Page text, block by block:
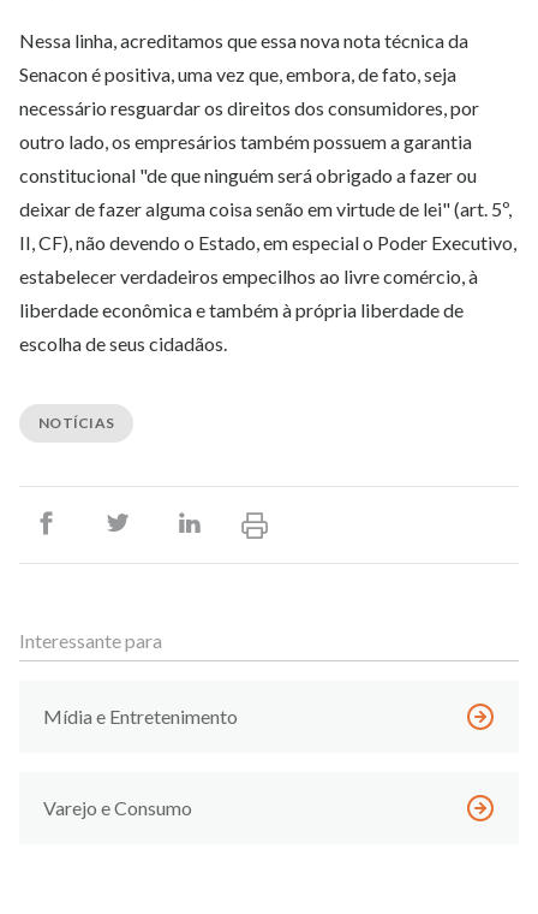
Nessa linha, acreditamos que essa nova nota técnica da
Senacon é positiva, uma vez que, embora, de fato, seja
necessário resguardar os direitos dos consumidores, por
outro lado, os empresários também possuem a garantia
constitucional "de que ninguém será obrigado a fazer ou
deixar de fazer alguma coisa senão em virtude de lei" (art. 5º,
II, CF), não devendo o Estado, em especial o Poder Executivo,
estabelecer verdadeiros empecilhos ao livre comércio, à
liberdade econômica e também à própria liberdade de
escolha de seus cidadãos.
NOTÍCIAS
Interessante para
Mídia e Entretenimento
Varejo e Consumo